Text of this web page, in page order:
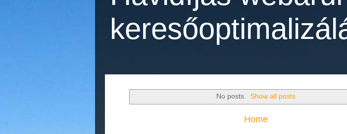
No posts. Show all posts
Home